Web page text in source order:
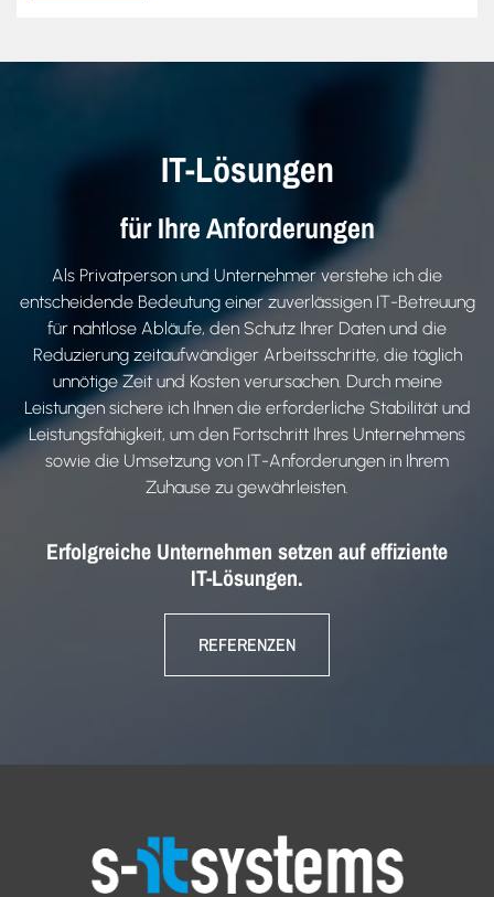
IT-Lösungen
für Ihre Anforderungen
Als Privatperson und Unternehmer verstehe ich die
entscheidende Bedeutung einer zuverlässigen IT-Betreuung
für nahtlose Abläufe, den Schutz Ihrer Daten und die
Reduzierung zeitaufwändiger Arbeitsschritte, die täglich
unnötige Zeit und Kosten verursachen. Durch meine
Leistungen sichere ich Ihnen die erforderliche Stabilität und
Leistungsfähigkeit, um den Fortschritt Ihres Unternehmens
sowie die Umsetzung von IT-Anforderungen in Ihrem
Zuhause zu gewährleisten.
Erfolgreiche Unternehmen setzen auf effiziente
IT-Lösungen.
REFERENZEN